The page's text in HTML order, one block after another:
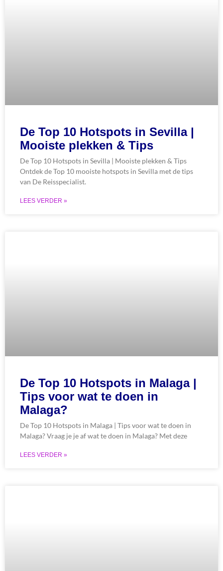
De Top 10 Hotspots in Sevilla |
Mooiste plekken & Tips
De Top 10 Hotspots in Sevilla | Mooiste plekken & Tips
Ontdek de Top 10 mooiste hotspots in Sevilla met de tips
van De Reisspecialist.
LEES VERDER »
De Top 10 Hotspots in Malaga |
Tips voor wat te doen in
Malaga?
De Top 10 Hotspots in Malaga | Tips voor wat te doen in
Malaga? Vraag je je af wat te doen in Malaga? Met deze
LEES VERDER »